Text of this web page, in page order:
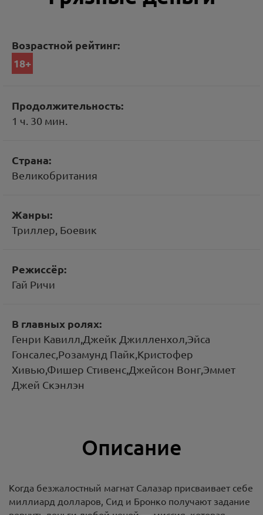
Возрастной рейтинг:
18+
Продолжительность:
1 ч. 30 мин.
Страна:
Великобритания
Жанры:
Триллер, Боевик
Режиссёр:
Гай Ричи
В главных ролях:
Генри Кавилл,Джейк Джилленхол,Эйса
Гонсалес,Розамунд Пайк,Кристофер
Хивью,Фишер Стивенс,Джейсон Вонг,Эммет
Джей Скэнлэн
Описание
Когда безжалостный магнат Салазар присваивает себе
миллиард долларов, Сид и Бронко получают задание